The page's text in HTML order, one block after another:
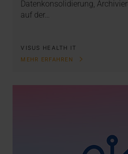
Datenkonsolidierung,
auf der…
VISUS HEALTH IT
MEHR ERFAHREN